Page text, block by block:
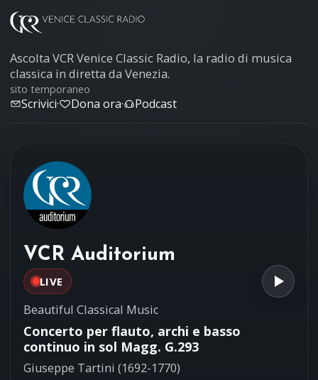
Ascolta VCR Venice Classic Radio, la radio di musica
classica in diretta da Venezia.
sito temporaneo
Scrivici· Dona ora· Podcast
VCR Auditorium
LIVE
Beautiful Classical Music
Concerto per flauto, archi e basso
continuo in sol Magg. G.293
Giuseppe Tartini (1692-1770)